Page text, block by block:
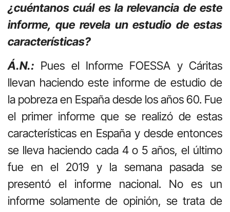
¿cuéntanos cuál es la relevancia de este
informe, que revela un estudio de estas
características?
Á.N.: Pues el Informe FOESSA y Cáritas
llevan haciendo este informe de estudio de
la pobreza en España desde los años 60. Fue
el primer informe que se realizó de estas
características en España y desde entonces
se lleva haciendo cada 4 o 5 años, el último
fue en el 2019 y la semana pasada se
presentó el informe nacional. No es un
informe solamente de opinión, se trata de